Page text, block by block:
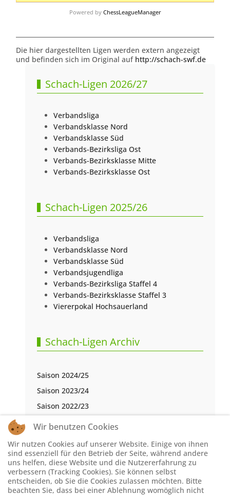
Powered by ChessLeagueManager
Die hier dargestellten Ligen werden extern angezeigt
und befinden sich im Original auf http://schach-swf.de
Schach-Ligen 2026/27
Verbandsliga
Verbandsklasse Nord
Verbandsklasse Süd
Verbands-Bezirksliga Ost
Verbands-Bezirksklasse Mitte
Verbands-Bezirksklasse Ost
Schach-Ligen 2025/26
Verbandsliga
Verbandsklasse Nord
Verbandsklasse Süd
Verbandsjugendliga
Verbands-Bezirksliga Staffel 4
Verbands-Bezirksklasse Staffel 3
Viererpokal Hochsauerland
Schach-Ligen Archiv
Saison 2024/25
Saison 2023/24
Saison 2022/23
Saison 2021/22
Saison 2019/20
Saison 2018/19
Saison 2017/18
Wir benutzen Cookies
Wir nutzen Cookies auf unserer Website. Einige von ihnen
sind essenziell für den Betrieb der Seite, während andere
uns helfen, diese Website und die Nutzererfahrung zu
verbessern (Tracking Cookies). Sie können selbst
entscheiden, ob Sie die Cookies zulassen möchten. Bitte
beachten Sie, dass bei einer Ablehnung womöglich nicht